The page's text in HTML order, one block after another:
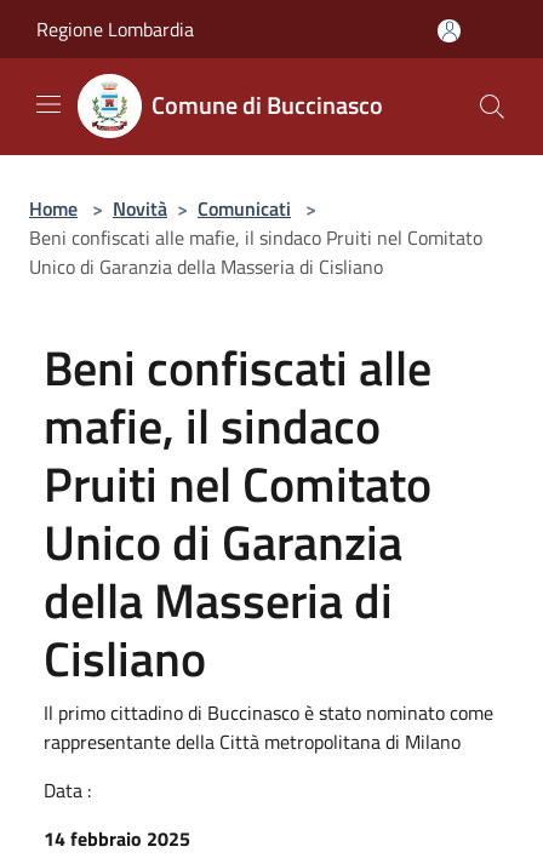
Regione Lombardia
Comune di Buccinasco
Home > Novità > Comunicati >
Beni confiscati alle mafie, il sindaco Pruiti nel Comitato
Unico di Garanzia della Masseria di Cisliano
Beni confiscati alle
mafie, il sindaco
Pruiti nel Comitato
Unico di Garanzia
della Masseria di
Cisliano
Il primo cittadino di Buccinasco è stato nominato come
rappresentante della Città metropolitana di Milano
Data :
14 febbraio 2025